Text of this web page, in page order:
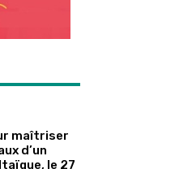
maîtriser
d’un
le 27